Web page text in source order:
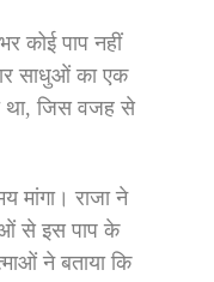
कोई पाप नहीं
साधुओं का एक
था, जिस वजह से
मांगा। राजा ने
से इस पाप के
ने बताया कि